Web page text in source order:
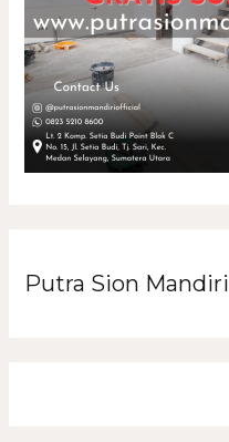
Putra Sion Mandiri